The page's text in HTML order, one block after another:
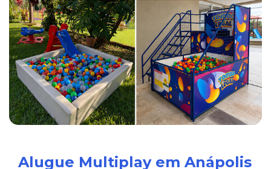
Alugue Multiplay em Anápolis